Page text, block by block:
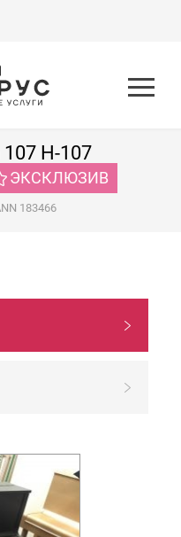
H-107
ЭКСКЛЮЗИВ
183466